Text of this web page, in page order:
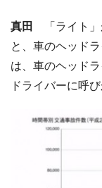
真田
「ライト」
と、車のヘッド
は、車のヘッド
ドライバーに呼